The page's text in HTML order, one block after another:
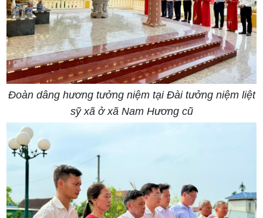
Đoàn dâng hương tưởng niệm tại Đài tưởng niệm liệt
sỹ xã ở xã Nam Hương cũ